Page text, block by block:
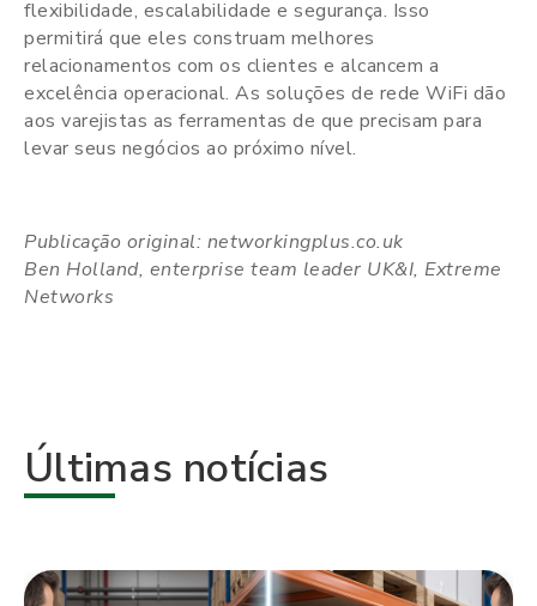
flexibilidade, escalabilidade e segurança. Isso
permitirá que eles construam melhores
relacionamentos com os clientes e alcancem a
excelência operacional. As soluções de rede WiFi dão
aos varejistas as ferramentas de que precisam para
levar seus negócios ao próximo nível.
Publicação original: networkingplus.co.uk
Ben Holland, enterprise team leader UK&I, Extreme
Networks
Últimas notícias